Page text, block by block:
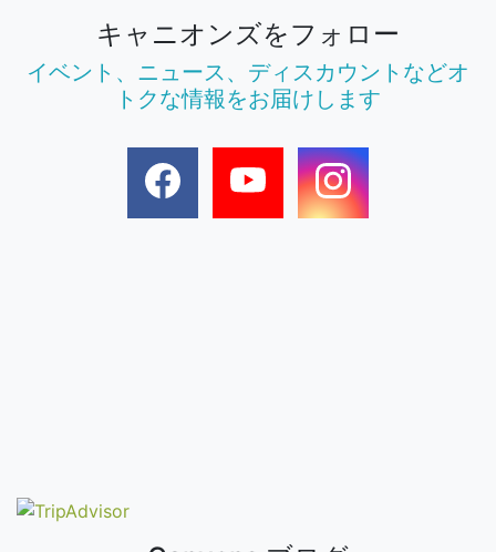
キャニオンズをフォロー
イベント、ニュース、ディスカウントなどオ
トクな情報をお届けします